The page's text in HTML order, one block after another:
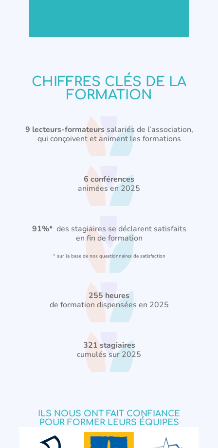
CHIFFRES CLÉS DE LA
FORMATION
9 lecteurs-formateurssalariés de l’association,
qui conçoivent et animent les formations
6 conférences
animées en 2025
91%*des stagiaires se déclarent satisfaits
en fin de formation
* sur la base de nos questionnaires de satisfaction
255 heures
de formation dispensées en 2025
321 stagiaires
cumulés sur 2025
ILS NOUS ONT FAIT CONFIANCE
POUR FORMER LEURS ÉQUIPES